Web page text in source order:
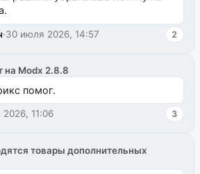
·30 июля 2026, 14:57 2
на Modx 2.8.8
помог.
11:06 3
товары дополнительных